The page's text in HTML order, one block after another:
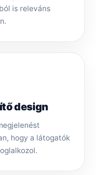
is releváns
design
hogy a látogatók